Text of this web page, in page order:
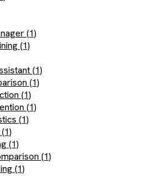
(1)
(1)
(1)
(1)
(1)
(1)
(1)
(1)
(1)
(1)